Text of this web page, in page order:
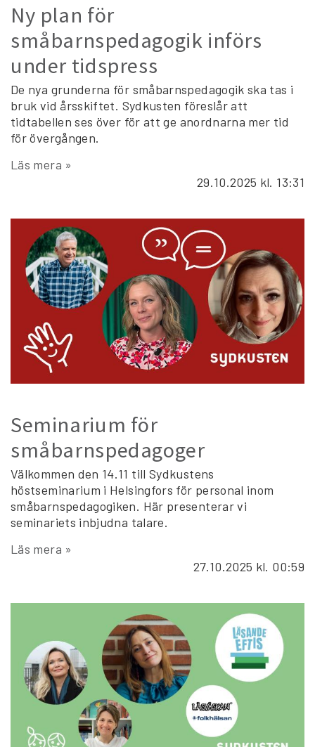
Ny plan för
småbarnspedagogik införs
under tidspress
De nya grunderna för småbarnspedagogik ska tas i
bruk vid årsskiftet. Sydkusten föreslår att
tidtabellen ses över för att ge anordnarna mer tid
för övergången.
Läs mera »
29.10.2025 kl. 13:31
Seminarium för
småbarnspedagoger
Välkommen den 14.11 till Sydkustens
höstseminarium i Helsingfors för personal inom
småbarnspedagogiken. Här presenterar vi
seminariets inbjudna talare.
Läs mera »
27.10.2025 kl. 00:59